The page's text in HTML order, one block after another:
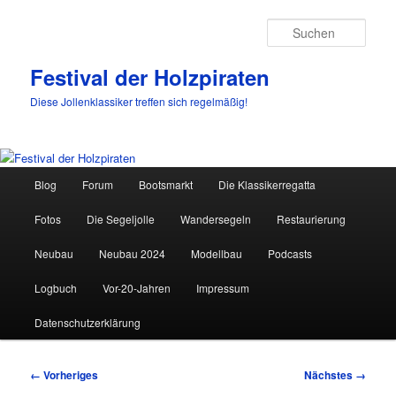
Festival der Holzpiraten
Diese Jollenklassiker treffen sich regelmäßig!
Zum
primären
Inhalt
springen
Blog Forum Bootsmarkt Die Klassikerregatta
Fotos Die Segeljolle Wandersegeln Restaurierung
Neubau Neubau 2024 Modellbau Podcasts
Logbuch Vor-20-Jahren Impressum
Datenschutzerklärung
Bilder-
← Vorheriges Nächstes →